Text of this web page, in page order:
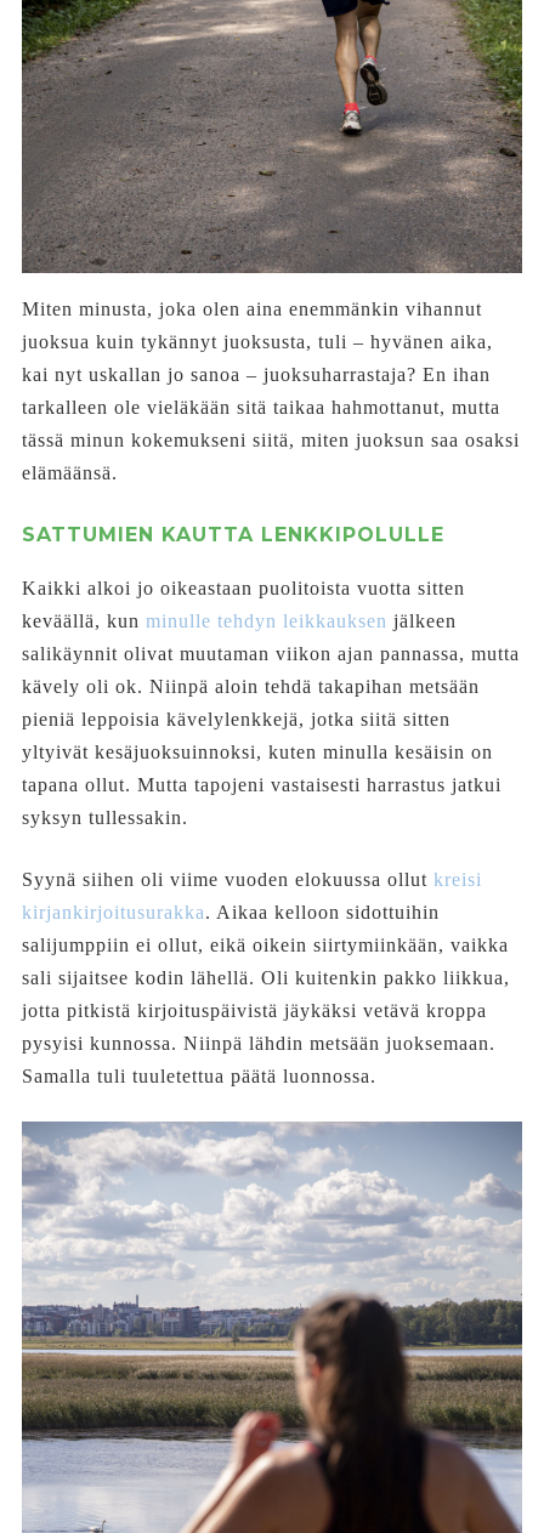
Miten minusta, joka olen aina enemmänkin vihannut
juoksua kuin tykännyt juoksusta, tuli – hyvänen aika,
kai nyt uskallan jo sanoa – juoksuharrastaja? En ihan
tarkalleen ole vieläkään sitä taikaa hahmottanut, mutta
tässä minun kokemukseni siitä, miten juoksun saa osaksi
elämäänsä.
SATTUMIEN KAUTTA LENKKIPOLULLE
Kaikki alkoi jo oikeastaan puolitoista vuotta sitten
keväällä, kun minulle tehdyn leikkauksen jälkeen
salikäynnit olivat muutaman viikon ajan pannassa, mutta
kävely oli ok. Niinpä aloin tehdä takapihan metsään
pieniä leppoisia kävelylenkkejä, jotka siitä sitten
yltyivät kesäjuoksuinnoksi, kuten minulla kesäisin on
tapana ollut. Mutta tapojeni vastaisesti harrastus jatkui
syksyn tullessakin.
Syynä siihen oli viime vuoden elokuussa ollut kreisi
kirjankirjoitusurakka. Aikaa kelloon sidottuihin
salijumppiin ei ollut, eikä oikein siirtymiinkään, vaikka
sali sijaitsee kodin lähellä. Oli kuitenkin pakko liikkua,
jotta pitkistä kirjoituspäivistä jäykäksi vetävä kroppa
pysyisi kunnossa. Niinpä lähdin metsään juoksemaan.
Samalla tuli tuuletettua päätä luonnossa.